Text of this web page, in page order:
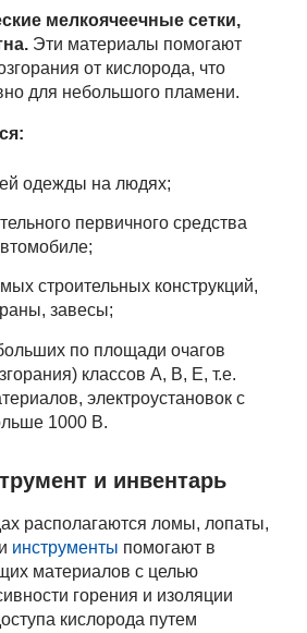
мелкоячеечные сетки,
Эти материалы помогают
от кислорода, что
для небольшого пламени.
одежды на людях;
первичного средства
строительных конструкций,
завесы;
по площади очагов
классов А, В, Е, т.е.
электроустановок с
1000 В.
и инвентарь
располагаются ломы, лопаты,
инструменты помогают в
материалов с целью
горения и изоляции
кислорода путем